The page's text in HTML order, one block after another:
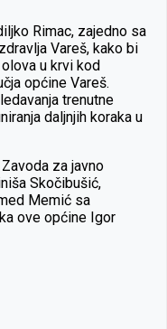
Rimac, zajedno sa
Vareš, kako bi
u krvi kod
općine Vareš.
trenutne
daljnjih koraka u
za javno
Skočibušić,
Memić sa
ove općine Igor